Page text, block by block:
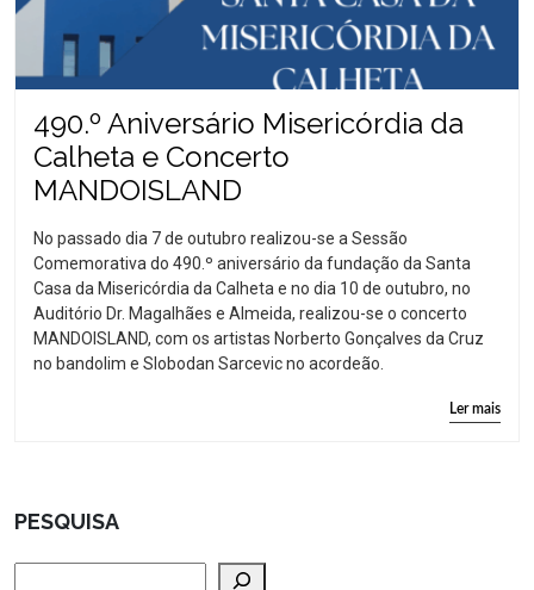
490.º Aniversário Misericórdia da
Calheta e Concerto
MANDOISLAND
No passado dia 7 de outubro realizou-se a Sessão
Comemorativa do 490.º aniversário da fundação da Santa
Casa da Misericórdia da Calheta e no dia 10 de outubro, no
Auditório Dr. Magalhães e Almeida, realizou-se o concerto
MANDOISLAND, com os artistas Norberto Gonçalves da Cruz
no bandolim e Slobodan Sarcevic no acordeão.
Ler mais
PESQUISA